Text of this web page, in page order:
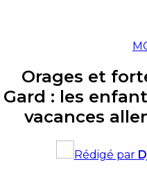
Orages et
Gard : les
vacances
Rédigé par